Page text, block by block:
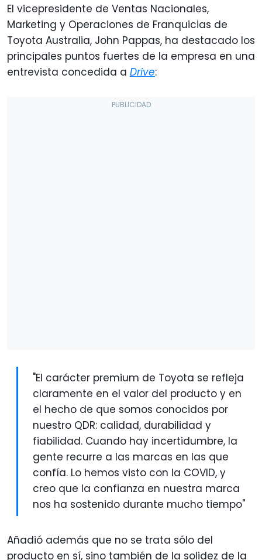
El vicepresidente de Ventas Nacionales,
Marketing y Operaciones de Franquicias de
Toyota Australia, John Pappas, ha destacado los
principales puntos fuertes de la empresa en una
entrevista concedida a Drive:
"El carácter premium de Toyota se refleja
claramente en el valor del producto y en
el hecho de que somos conocidos por
nuestro QDR: calidad, durabilidad y
fiabilidad. Cuando hay incertidumbre, la
gente recurre a las marcas en las que
confía. Lo hemos visto con la COVID, y
creo que la confianza en nuestra marca
nos ha sostenido durante mucho tiempo"
Añadió además que no se trata sólo del
producto en sí, sino también de la solidez de la